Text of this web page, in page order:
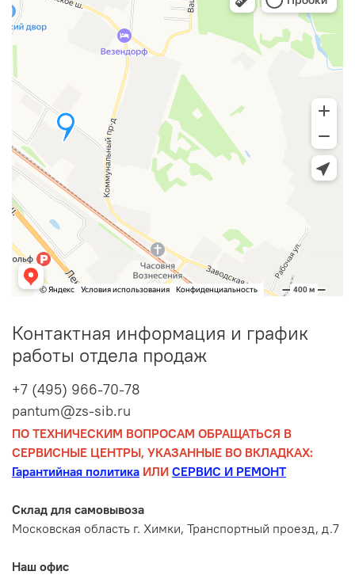
Контактная информация и график
работы отдела продаж
+7 (495) 966-70-78
pantum@zs-sib.ru
ПО ТЕХНИЧЕСКИМ ВОПРОСАМ ОБРАЩАТЬСЯ В
СЕРВИСНЫЕ ЦЕНТРЫ, УКАЗАННЫЕ ВО ВКЛАДКАХ:
Гарантийная политика ИЛИ СЕРВИС И РЕМОНТ
Склад для самовывоза
Московская область г. Химки, Транспортный проезд, д.7
Наш офис